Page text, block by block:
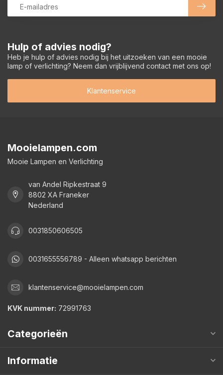
Hulp of advies nodig?
Heb je hulp of advies nodig bij het uitzoeken van een mooie
lamp of verlichting? Neem dan vrijblijvend contact met ons op!
Klantenservice
Mooielampen.com
Mooie Lampen en Verlichting
van Andel Ripkestraat 9
8802 XA Franeker
Nederland
0031850606505
0031655556789 - Alleen whatsapp berichten
klantenservice@mooielampen.com
KVK nummer: 72991763
Categorieën
Informatie